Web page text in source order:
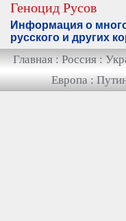
Геноцид Русов
Информация о
русского и других
Главная : Россия :
Европа :